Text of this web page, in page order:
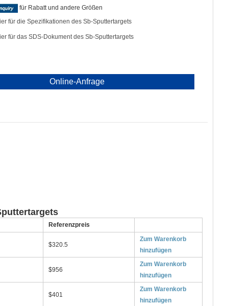
für Rabatt und andere Größen
für die Spezifikationen des Sb-Sputtertargets
für das SDS-Dokument des Sb-Sputtertargets
Online-Anfrage
Referenzpreis
$320.5
Zum Warenkorb
hinzufügen
$956
Zum Warenkorb
hinzufügen
$401
Zum Warenkorb
hinzufügen